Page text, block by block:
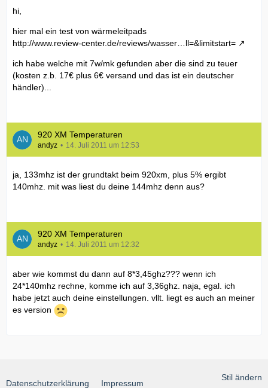
hi,
hier mal ein test von wärmeleitpads
http://www.review-center.de/reviews/wasser…ll=&limitstart=
ich habe welche mit 7w/mk gefunden aber die sind zu teuer
(kosten z.b. 17€ plus 6€ versand und das ist ein deutscher
händler)...
920 XM Temperaturen
andyz 14. Juli 2011 um 12:53
ja, 133mhz ist der grundtakt beim 920xm, plus 5% ergibt
140mhz. mit was liest du deine 144mhz denn aus?
920 XM Temperaturen
andyz 14. Juli 2011 um 12:32
aber wie kommst du dann auf 8*3,45ghz??? wenn ich
24*140mhz rechne, komme ich auf 3,36ghz. naja, egal. ich
habe jetzt auch deine einstellungen. vllt. liegt es auch an meiner
es version
Stil ändern
Datenschutzerklärung Impressum